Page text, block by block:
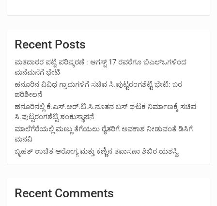
Recent Posts
ಮತದಾರರ ಪಟ್ಟಿ ಪರಿಷ್ಕರಣೆ : ಆಗಸ್ಟ್ 17 ರವರೆಗೂ ಬಿಎಲ್‍ಒಗಳಿಂದ
ಮನೆಮನೆಗೆ ಭೇಟಿ
ಹನೂರಿನ ವಿವಿಧ ಗ್ರಾಮಗಳಿಗೆ ಸಚಿವ ಸಿ.ಪುಟ್ಟರಂಗಶೆಟ್ಟಿ ಭೇಟಿ: ಬರ
ಪರಿಶೀಲನೆ
ಹನೂರಿನಲ್ಲಿ ಕೆ.ಎಸ್.ಆರ್.ಟಿ.ಸಿ.ನೂತನ ಬಸ್ ಘಟಕ ನಿರ್ಮಾಣಕ್ಕೆ ಸಚಿವ
ಸಿ.ಪುಟ್ಟರಂಗಶೆಟ್ಟಿ ಶಂಕುಸ್ಥಾಪನೆ
ಮಾಲೆಗೆರೆಯಲ್ಲಿ ಮಣ್ಣು ತೆಗೆಯಲು ರೈತರಿಗೆ ಅವಕಾಶ ನೀಡುವಂತೆ ಡಿಸಿಗೆ
ಮನವಿ
ಬೃಹತ್ ಉಚಿತ ಆರೋಗ್ಯ ಮತ್ತು ಕಣ್ಣಿನ ತಪಾಸಣಾ ಶಿಬಿರ ಯಶಸ್ವಿ
Recent Comments